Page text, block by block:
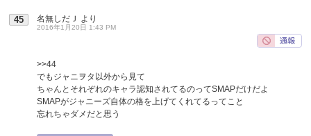
45 名無しだＪ より
2016年1月20日 1:43 PM
>>44
でもジャニヲタ以外から見て
ちゃんとそれぞれのキャラ認知されてるのってSMAPだけだよ
SMAPがジャニーズ自体の格を上げてくれてるってこと
忘れちゃダメだと思う